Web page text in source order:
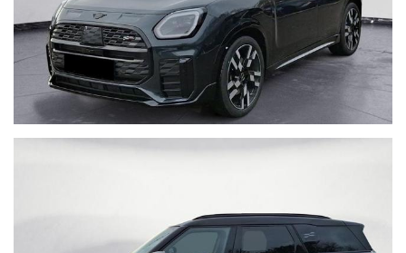
Climatizzatore automatico bi-zona
Bracciolo
Specchio interno con oscuramento automatico
Volante in pelle sportivo multifunzione con paddle (Cambio
al volante)
Sedili riscaldabili e regolabili elettricamente con
funzione memory